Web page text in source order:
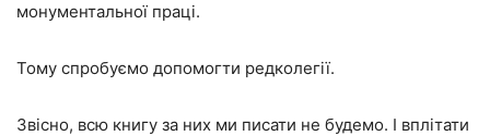
монументальної праці.
Тому спробуємо допомогти редколегії.
Звісно, всю книгу за них ми писати не будемо. І вплітати